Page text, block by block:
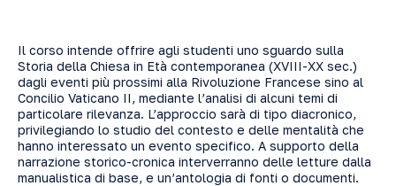
Il corso intende offrire agli studenti uno sguardo sulla
Storia della Chiesa in Età contemporanea (XVIII-XX sec.)
dagli eventi più prossimi alla Rivoluzione Francese sino al
Concilio Vaticano II, mediante l’analisi di alcuni temi di
particolare rilevanza. L’approccio sarà di tipo diacronico,
privilegiando lo studio del contesto e delle mentalità che
hanno interessato un evento specifico. A supporto della
narrazione storico-cronica interverranno delle letture dalla
manualistica di base, e un’antologia di fonti o documenti.